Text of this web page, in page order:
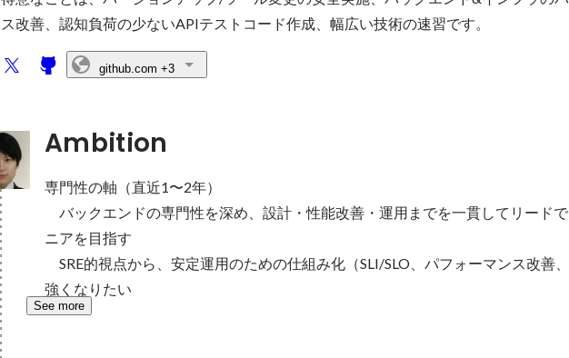
ス改善、認知負荷の少ないAPIテストコード作成、幅広い技術の速習です。
github.com +3
Ambition
専門性の軸（直近1〜2年）
バックエンドの専門性を深め、設計・性能改善・運用までを一貫してリード
ニアを目指す
SRE的視点から、安定運用のための仕組み化（SLI/SLO、パフォーマンス改善
強くなりたい
See more